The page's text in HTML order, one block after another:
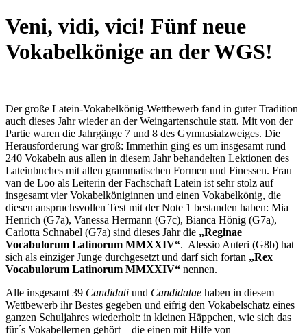
Veni, vidi, vici! Fünf neue
Vokabelkönige an der WGS!
Der große Latein-Vokabelkönig-Wettbewerb fand in guter Tradition
auch dieses Jahr wieder an der Weingartenschule statt. Mit von der
Partie waren die Jahrgänge 7 und 8 des Gymnasialzweiges. Die
Herausforderung war groß: Immerhin ging es um insgesamt rund
240 Vokabeln aus allen in diesem Jahr behandelten Lektionen des
Lateinbuches mit allen grammatischen Formen und Finessen. Frau
van de Loo als Leiterin der Fachschaft Latein ist sehr stolz auf
insgesamt vier Vokabelköniginnen und einen Vokabelkönig, die
diesen anspruchsvollen Test mit der Note 1 bestanden haben: Mia
Henrich (G7a), Vanessa Hermann (G7c), Bianca Hönig (G7a),
Carlotta Schnabel (G7a) sind dieses Jahr die „Reginae
Vocabulorum Latinorum MMXXIV“. Alessio Auteri (G8b) hat
sich als einziger Junge durchgesetzt und darf sich fortan „Rex
Vocabulorum Latinorum MMXXIV“ nennen.
Alle insgesamt 39 Candidati und Candidatae haben in diesem
Wettbewerb ihr Bestes gegeben und eifrig den Vokabelschatz eines
ganzen Schuljahres wiederholt: in kleinen Häppchen, wie sich das
für´s Vokabellernen gehört – die einen mit Hilfe von